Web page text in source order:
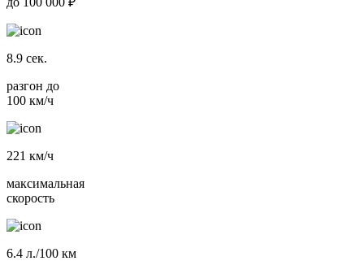
8.9 сек.
разгон до
100 км/ч
221 км/ч
максимальная
скорость
6.4 л./100 км